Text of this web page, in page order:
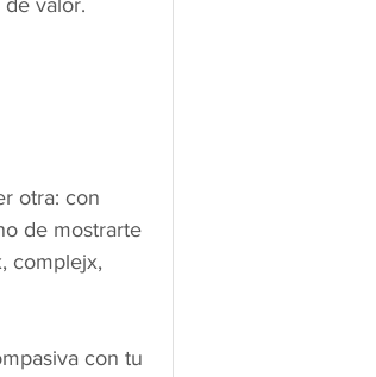
valor.
otra: con
de mostrarte
complejx,
con tu